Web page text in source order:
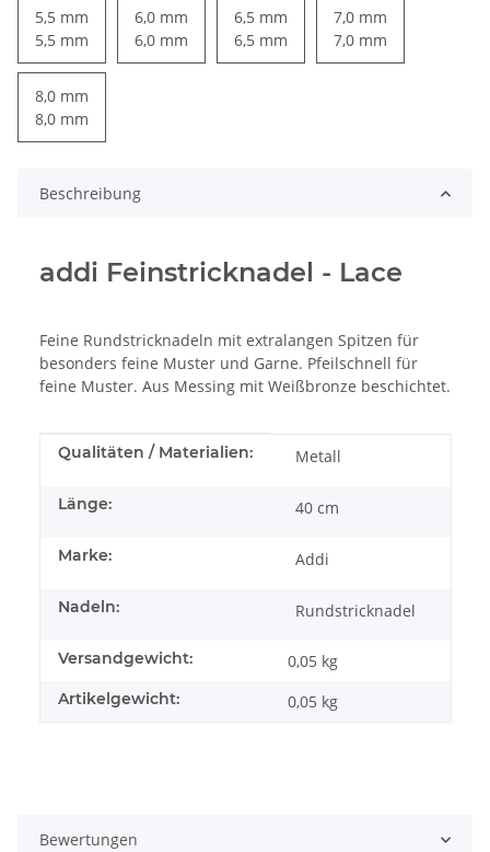
5,5 mm
5,5 mm
6,0 mm
6,0 mm
6,5 mm
6,5 mm
7,0 mm
7,0 mm
8,0 mm
8,0 mm
Beschreibung
addi Feinstricknadel - Lace
Feine Rundstricknadeln mit extralangen Spitzen für
besonders feine Muster und Garne. Pfeilschnell für
feine Muster. Aus Messing mit Weißbronze beschichtet.
Produkteigenschaft
Wert
Qualitäten / Materialien: Metall
Länge: 40 cm
Marke: Addi
Nadeln: Rundstricknadel
Versandgewicht: 0,05 kg
Artikelgewicht: 0,05 kg
Bewertungen